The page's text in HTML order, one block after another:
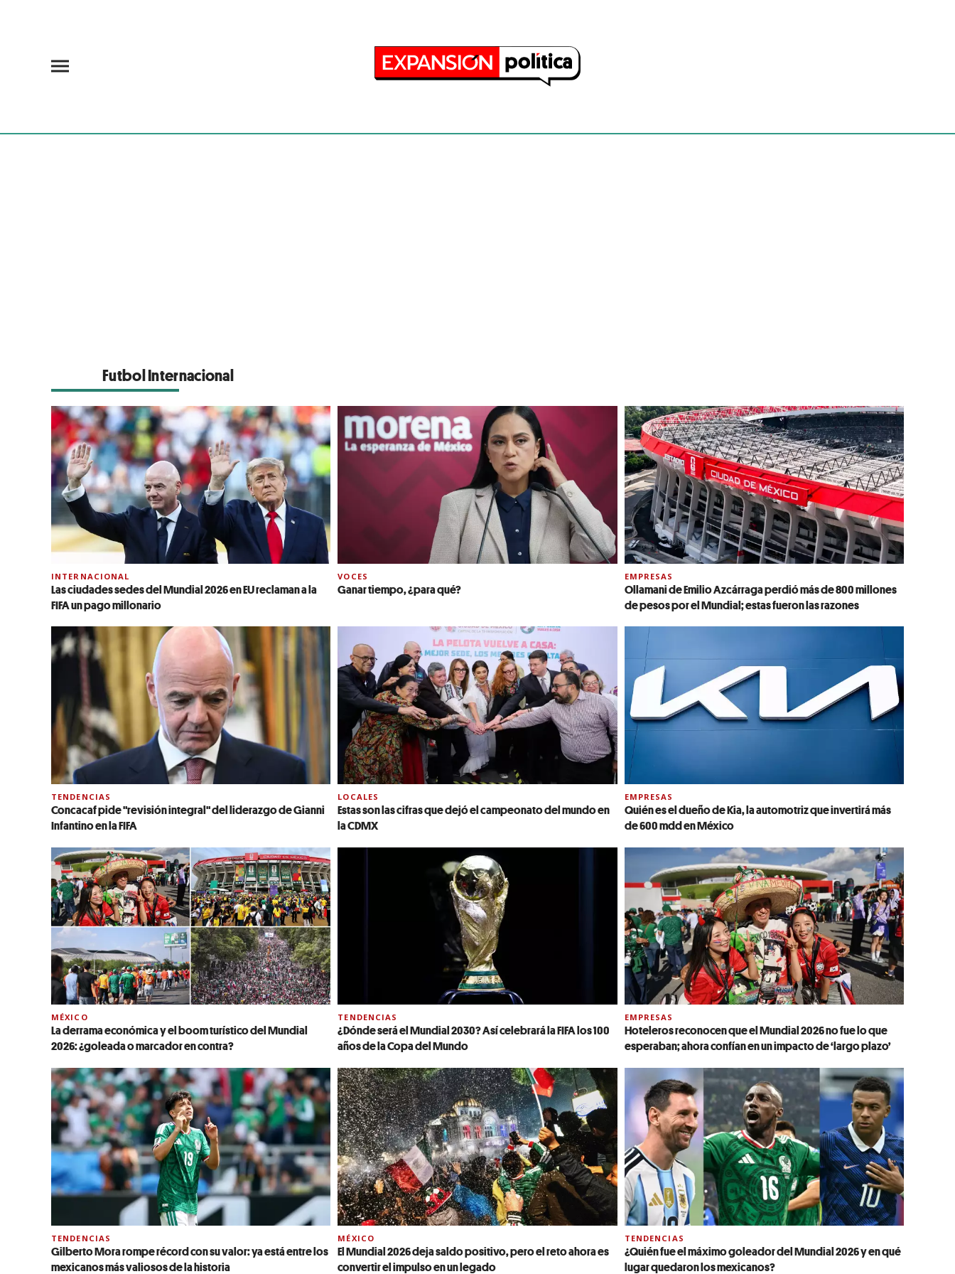
Futbol Internacional
INTERNACIONAL
Las ciudades sedes del Mundial 2026 en EU reclaman a la
FIFA un pago millonario
VOCES
Ganar tiempo, ¿para qué?
EMPRESAS
Ollamani de Emilio Azcárraga perdió más de 800 millones
de pesos por el Mundial; estas fueron las razones
TENDENCIAS
Concacaf pide "revisión integral" del liderazgo de Gianni
Infantino en la FIFA
LOCALES
Estas son las cifras que dejó el campeonato del mundo en
la CDMX
EMPRESAS
Quién es el dueño de Kia, la automotriz que invertirá más
de 600 mdd en México
MÉXICO
La derrama económica y el boom turístico del Mundial
2026: ¿goleada o marcador en contra?
TENDENCIAS
¿Dónde será el Mundial 2030? Así celebrará la FIFA los 100
años de la Copa del Mundo
EMPRESAS
Hoteleros reconocen que el Mundial 2026 no fue lo que
esperaban; ahora confían en un impacto de ‘largo plazo’
TENDENCIAS
Gilberto Mora rompe récord con su valor: ya está entre los
mexicanos más valiosos de la historia
MÉXICO
El Mundial 2026 deja saldo positivo, pero el reto ahora es
convertir el impulso en un legado
TENDENCIAS
¿Quién fue el máximo goleador del Mundial 2026 y en qué
lugar quedaron los mexicanos?